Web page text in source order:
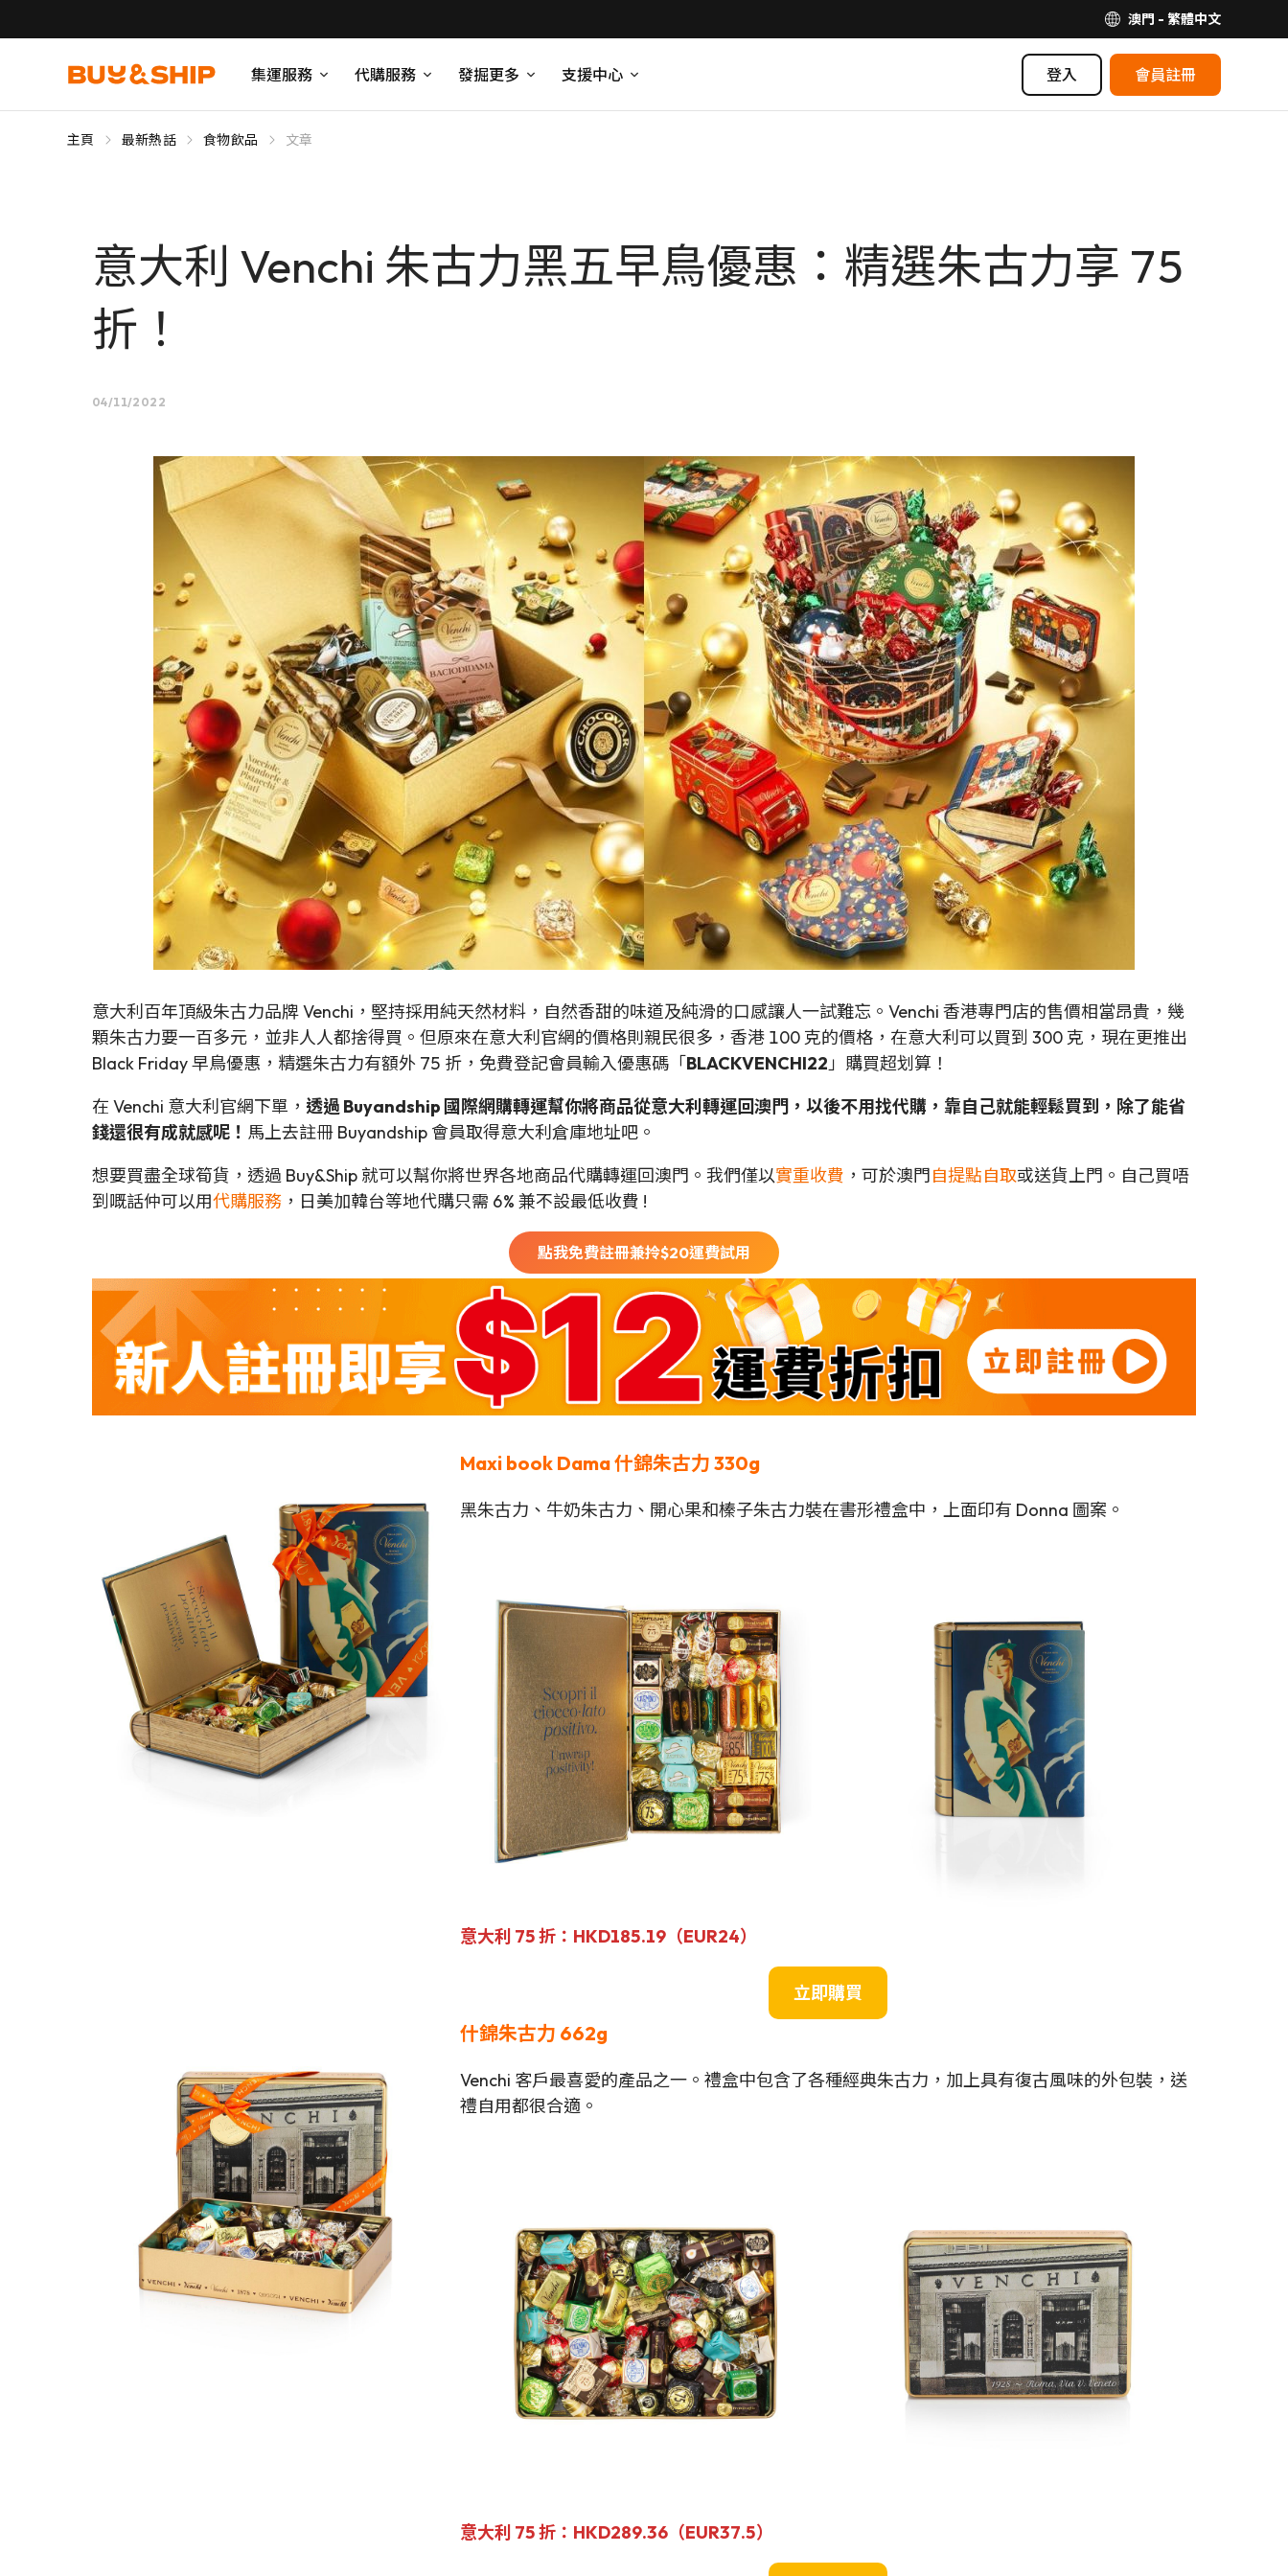
澳門 - 繁體中文
集運服務 代購服務 發掘更多 支援中心 登入 會員註冊
主頁 最新熱話 食物飲品 文章
意大利 Venchi 朱古力黑五早鳥優惠：精選朱古力享 75
折！
04/11/2022
意大利百年頂級朱古力品牌 Venchi，堅持採用純天然材料，自然香甜的味道及純滑的口感讓人一試難忘。Venchi 香港專門店的售價相當昂貴，幾
顆朱古力要一百多元，並非人人都捨得買。但原來在意大利官網的價格則親民很多，香港 100 克的價格，在意大利可以買到 300 克，現在更推出
Black Friday 早鳥優惠，精選朱古力有額外 75 折，免費登記會員輸入優惠碼「BLACKVENCHI22」購買超划算！
在 Venchi 意大利官網下單， 透過 Buyandship 國際網購轉運幫你將商品從意大利轉運回澳門，以後不用找代購，靠自己就能輕鬆買到，除了能省
錢還很有成就感呢！ 馬上去註冊 Buyandship 會員取得意大利倉庫地址吧。
想要買盡全球筍貨，透過 Buy&Ship 就可以幫你將世界各地商品代購轉運回澳門。我們僅以實重收費 ，可於澳門自提點自取或送貨上門。自己買唔
到嘅話仲可以用代購服務 ，日美加韓台等地代購只需 6% 兼不設最低收費 !
點我免費註冊兼拎$20運費試用
Maxi book Dama 什錦朱古力 330g
黑朱古力、牛奶朱古力、開心果和榛子朱古力裝在書形禮盒中，上面印有 Donna 圖案。
意大利 75 折：HKD185.19（EUR24）
立即購買
什錦朱古力 662g
Venchi 客戶最喜愛的產品之一。禮盒中包含了各種經典朱古力，加上具有復古風味的外包裝，送
禮自用都很合適。
意大利 75 折：HKD289.36（EUR37.5）